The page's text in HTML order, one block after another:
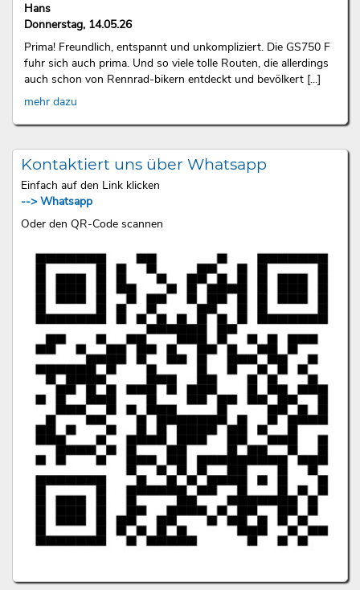
Hans
Donnerstag, 14.05.26
Prima! Freundlich, entspannt und unkompliziert. Die GS750 F
fuhr sich auch prima. Und so viele tolle Routen, die allerdings
auch schon von Rennrad-bikern entdeckt und bevölkert [...]
mehr dazu
Kontaktiert uns über Whatsapp
Einfach auf den Link klicken
--> Whatsapp
Oder den QR-Code scannen